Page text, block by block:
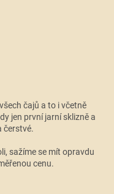
čajů a to i včetně
jen první jarní sklizně a
čerstvé.
sažíme se mít opravdu
cenu.